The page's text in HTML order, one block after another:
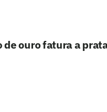
ouro fatura a